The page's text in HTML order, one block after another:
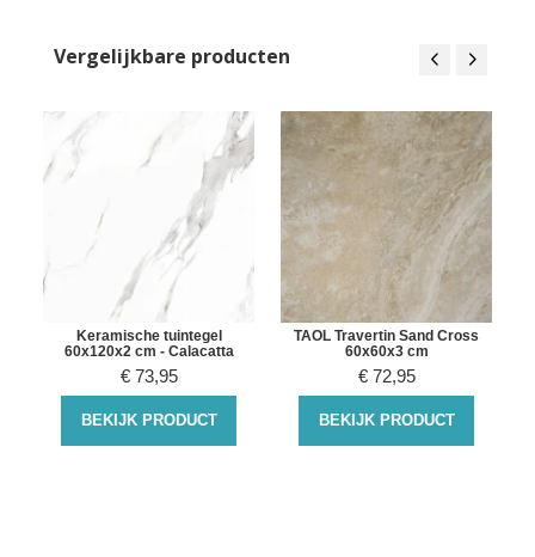
Vergelijkbare producten
Keramische tuintegel
60x120x2 cm - Calacatta
€ 73,95
BEKIJK PRODUCT
TAOL Travertin Sand Cross
60x60x3 cm
€ 72,95
BEKIJK PRODUCT